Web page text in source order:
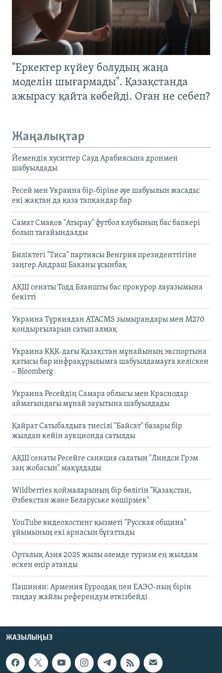
"Еркектер күйеу болудың жаңа
моделін шығармады". Қазақстанда
ажырасу қайта көбейді. Оған не себеп?
Жаңалықтар
Йемендік хуситтер Сауд Арабиясына дронмен
шабуылдады
Ресей мен Украина бір-біріне әуе шабуылын жасады:
екі жақтан да қаза тапқандар бар
Самат Смақов "Атырау" футбол клубының бас бапкері
болып тағайындалды
Биліктегі "Тиса" партиясы Венгрия президенттігіне
заңгер Андраш Баканы ұсынбақ
АҚШ сенаты Тодд Бланшты бас прокурор лауазымына
бекітті
Украина Түркиядан ATACMS зымырандары мен M270
қондырғыларын сатып алмақ
Украина КҚК-дағы Қазақстан мұнайының экспортына
қатысы бар инфрақұрылымға шабуылдамауға келіскен
– Bloomberg
Украина Ресейдің Самара облысы мен Краснодар
аймағындағы мұнай зауытына шабуылдады
Қайрат Сатыбалдыға тиесілі "Байсат" базары бір
жылдан кейін аукционда сатылды
АҚШ сенаты Ресейге санкция салатын "Линдси Грэм
заң жобасын" мақұлдады
Wildberries қоймаларының бір бөлігін "Қазақстан,
Өзбекстан және Беларуське көшірмек"
YouTube видеохостинг қызметі "Русская община"
ұйымының екі арнасын бұғаттады
Орталық Азия 2025 жылы әлемде туризм ең жылдам
өскен өңір атанды
Пашинян: Армения Еуроодақ пен ЕАЭО-ның бірін
таңдау жайлы референдум өткізбейді
ЖАЗЫЛЫҢЫЗ